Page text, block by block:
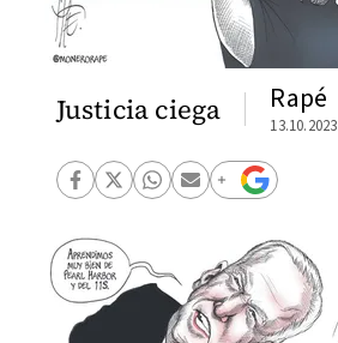
Justicia ciega Rapé
13.10.2023